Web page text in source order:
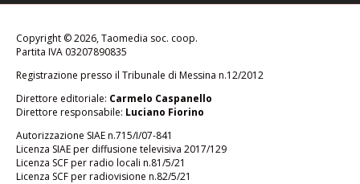
Copyright © 2026, Taomedia soc. coop.
Partita IVA 03207890835
Registrazione presso il Tribunale di Messina n.12/2012
Direttore editoriale: Carmelo Caspanello
Direttore responsabile: Luciano Fiorino
Autorizzazione SIAE n.715/I/07-841
Licenza SIAE per diffusione televisiva 2017/129
Licenza SCF per radio locali n.81/5/21
Licenza SCF per radiovisione n.82/5/21